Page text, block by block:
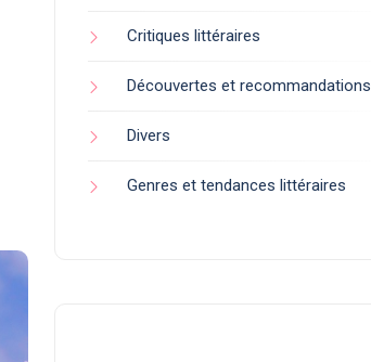
Critiques littéraires
Découvertes et recommandations
Divers
Genres et tendances littéraires